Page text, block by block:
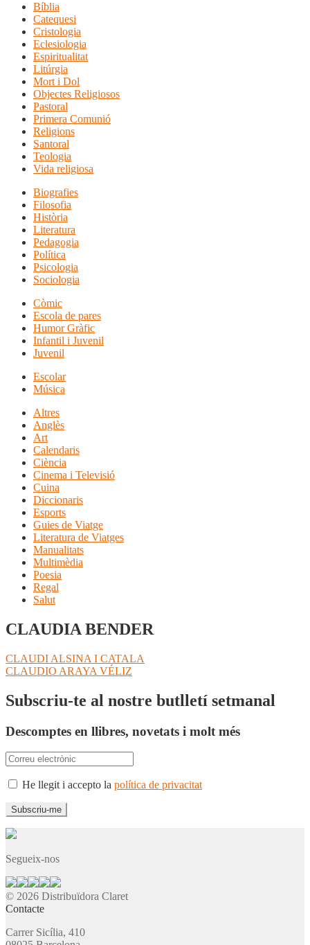
Bíblia
Catequesi
Cristologia
Eclesiologia
Espiritualitat
Litúrgia
Mort i Dol
Objectes Religiosos
Pastoral
Primera Comunió
Religions
Santoral
Teologia
Vida religiosa
Biografies
Filosofia
Història
Literatura
Pedagogia
Política
Psicologia
Sociologia
Còmic
Escola de pares
Humor Gràfic
Infantil i Juvenil
Juvenil
Escolar
Música
Altres
Anglès
Art
Calendaris
Ciència
Cinema i Televisió
Cuina
Diccionaris
Esports
Guies de Viatge
Literatura de Viatges
Manualitats
Multimèdia
Poesia
Regal
Salut
CLAUDIA BENDER
Navegació
d'entrades
Entrada
anterior:
CLAUDI ALSINA I CATALA
Pròxima
CLAUDIO ARAYA VÉLIZ
Subscriu-te al nostre butlletí setmanal
Descomptes en llibres, novetats i molt més
He llegit i accepto la política de privacitat
Segueix-nos
© 2026 Distribuïdora Claret
Contacte
Carrer Sicília, 410